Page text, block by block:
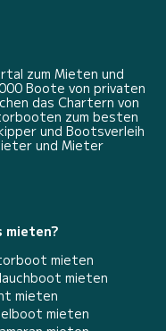
zum Mieten und
Boote von privaten
das Chartern von
zum besten
und Bootsverleih
und Mieter
mieten?
mieten
mieten
mieten
mieten